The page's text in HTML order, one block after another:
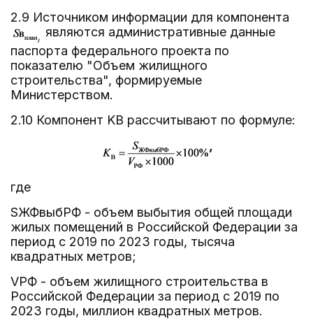
2.9 Источником информации для компонента
являются административные данные
паспорта федерального проекта по
показателю "Объем жилищного
строительства", формируемые
Министерством.
2.10 Компонент KВ рассчитывают по формуле:
где
SЖФвыбРФ - объем выбытия общей площади
жилых помещений в Российской Федерации за
период с 2019 по 2023 годы, тысяча
квадратных метров;
VРФ - объем жилищного строительства в
Российской Федерации за период с 2019 по
2023 годы, миллион квадратных метров.